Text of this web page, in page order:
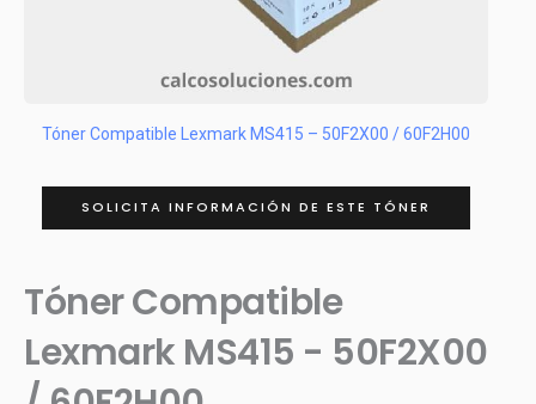
Tóner Compatible Lexmark MS415 – 50F2X00 / 60F2H00
SOLICITA INFORMACIÓN DE ESTE TÓNER
Tóner Compatible
Lexmark MS415 - 50F2X00